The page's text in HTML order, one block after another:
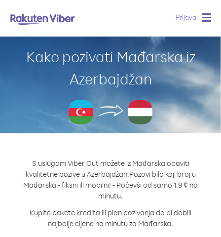
Prijava
Kako pozivati Mađarska iz
Azerbajdžan
S uslugom Viber Out možete iz Mađarska obaviti
kvalitetne pozive u Azerbajdžan.Pozovi bilo koji broj u
Mađarska - fiksni ili mobilni! - Počevši od samo 1.9 ¢ na
minutu.
Kupite pakete kredita ili plan pozivanja da bi dobili
najbolje cijene na minutu za Mađarska.